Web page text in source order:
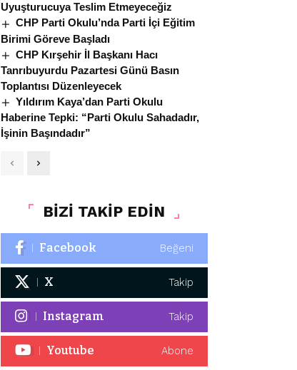
Uyuşturucuya Teslim Etmeyeceğiz
CHP Parti Okulu’nda Parti İçi Eğitim
Birimi Göreve Başladı
CHP Kırşehir İl Başkanı Hacı
Tanrıbuyurdu Pazartesi Günü Basın
Toplantısı Düzenleyecek
Yıldırım Kaya’dan Parti Okulu
Haberine Tepki: “Parti Okulu Sahadadır,
İşinin Başındadır”
BİZİ TAKİP EDİN
Facebook Beğeni
X Takip
Instagram Takip
Youtube Abone